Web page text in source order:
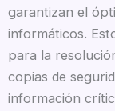
garantizan el
informáticos.
para la
copias de
información